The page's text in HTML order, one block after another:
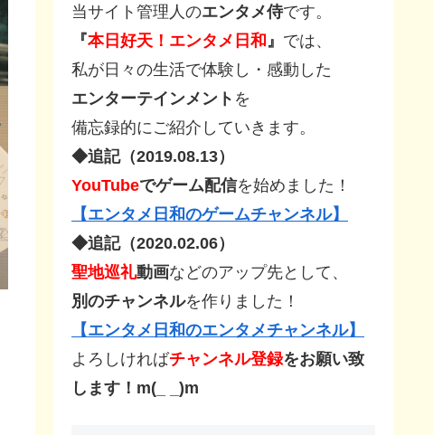
当サイト管理人のエンタメ侍です。
『本日好天！エンタメ日和 』 では、
私が日々の生活で体験し・感動した
エンターテインメント を
備忘録的にご紹介していきます。
◆追記（2019.08.13）
YouTubeでゲーム配信を始めました！
【エンタメ日和のゲームチャンネル】
◆追記（2020.02.06）
聖地巡礼動画などのアップ先として、
別のチャンネルを作りました！
【エンタメ日和のエンタメチャンネル】
よろしければチャンネル登録をお願い致
します！m(_ _)m